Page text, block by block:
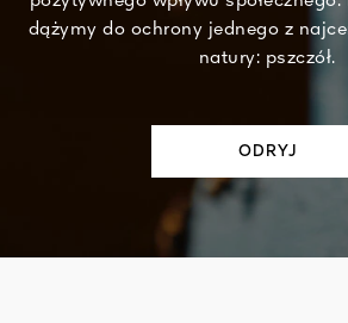
dążymy do ochrony jednego z
natury: pszczół.​
ODRYJ​